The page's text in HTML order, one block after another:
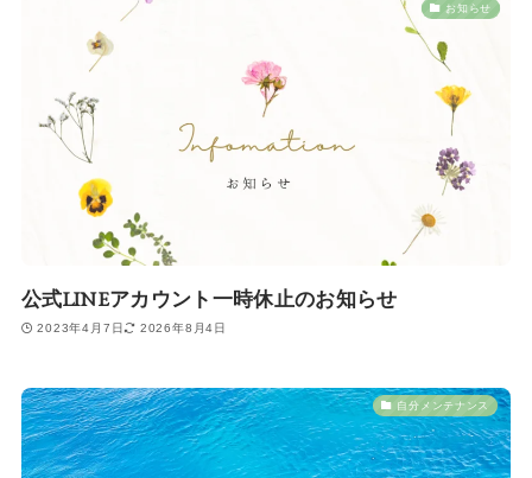
お知らせ
公式LINEアカウント一時休止のお知らせ
2023年4月7日 2026年8月4日
自分メンテナンス